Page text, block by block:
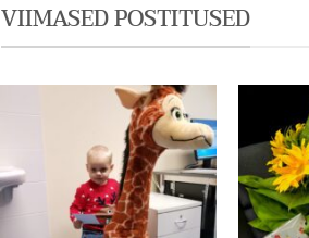
VIIMASED POSTITUSED